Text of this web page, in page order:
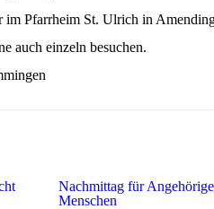
Pfarrheim St. Ulrich in
auch einzeln besuchen.
Nachmittag für
Menschen